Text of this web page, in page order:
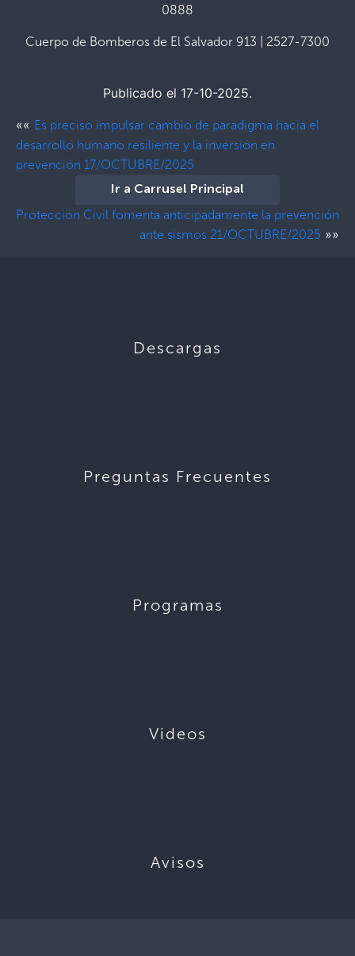
0888
Cuerpo de Bomberos de El Salvador 913 | 2527-7300
Publicado el 17-10-2025.
«« Es preciso impulsar cambio de paradigma hacia el
desarrollo humano resiliente y la inversión en
prevención 17/OCTUBRE/2025
Ir a Carrusel Principal
Protección Civil fomenta anticipadamente la prevención
ante sismos 21/OCTUBRE/2025 »»
Descargas
Preguntas Frecuentes
Programas
Videos
Avisos